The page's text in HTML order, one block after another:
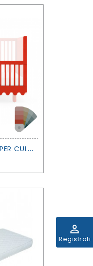
perm_identity
Registrati
K
IT DI CONVERSIONE PER CULLA EVOLUTIVA MOSS - OEUF